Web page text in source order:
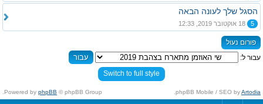
הסגל שלך לעונה הבאה
5
פורום נעול
עבור ל:
Switch to full style
Powered by phpBB © phpBB Group. phpBB Mobile / SEO byArtodia
.